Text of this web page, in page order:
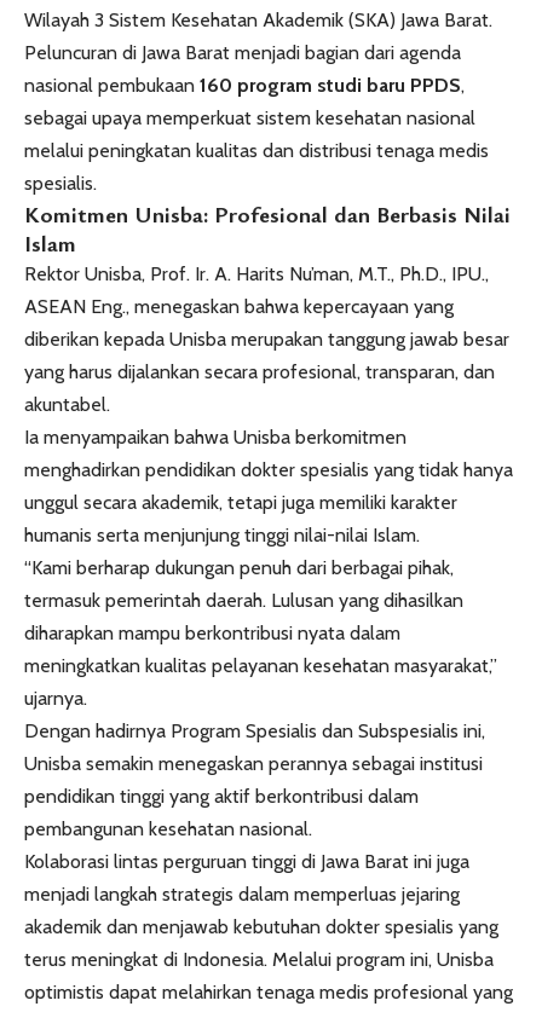
Wilayah 3 Sistem Kesehatan Akademik (SKA) Jawa Barat.
Peluncuran di Jawa Barat menjadi bagian dari agenda
nasional pembukaan 160 program studi baru PPDS,
sebagai upaya memperkuat sistem kesehatan nasional
melalui peningkatan kualitas dan distribusi tenaga medis
spesialis.
Komitmen Unisba: Profesional dan Berbasis Nilai
Islam
Rektor Unisba, Prof. Ir. A. Harits Nu’man, M.T., Ph.D., IPU.,
ASEAN Eng., menegaskan bahwa kepercayaan yang
diberikan kepada Unisba merupakan tanggung jawab besar
yang harus dijalankan secara profesional, transparan, dan
akuntabel.
Ia menyampaikan bahwa Unisba berkomitmen
menghadirkan pendidikan dokter spesialis yang tidak hanya
unggul secara akademik, tetapi juga memiliki karakter
humanis serta menjunjung tinggi nilai-nilai Islam.
“Kami berharap dukungan penuh dari berbagai pihak,
termasuk pemerintah daerah. Lulusan yang dihasilkan
diharapkan mampu berkontribusi nyata dalam
meningkatkan kualitas pelayanan kesehatan masyarakat,”
ujarnya.
Dengan hadirnya Program Spesialis dan Subspesialis ini,
Unisba semakin menegaskan perannya sebagai institusi
pendidikan tinggi yang aktif berkontribusi dalam
pembangunan kesehatan nasional.
Kolaborasi lintas perguruan tinggi di Jawa Barat ini juga
menjadi langkah strategis dalam memperluas jejaring
akademik dan menjawab kebutuhan dokter spesialis yang
terus meningkat di Indonesia. Melalui program ini, Unisba
optimistis dapat melahirkan tenaga medis profesional yang